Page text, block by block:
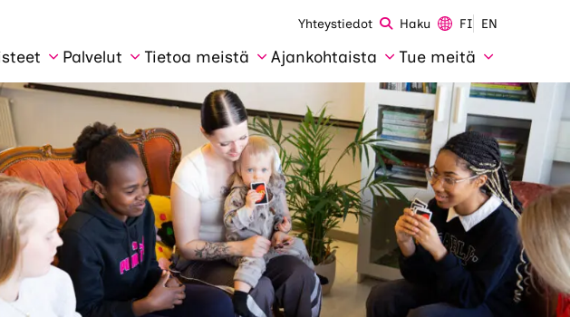
Yhteystiedot Haku FI EN
Palvelut Tietoa meistä Ajankohtaista Tue meitä